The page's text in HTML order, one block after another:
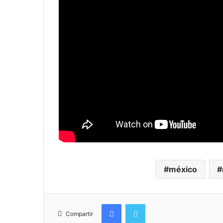
méxico
Compartir
FacebookTwitter